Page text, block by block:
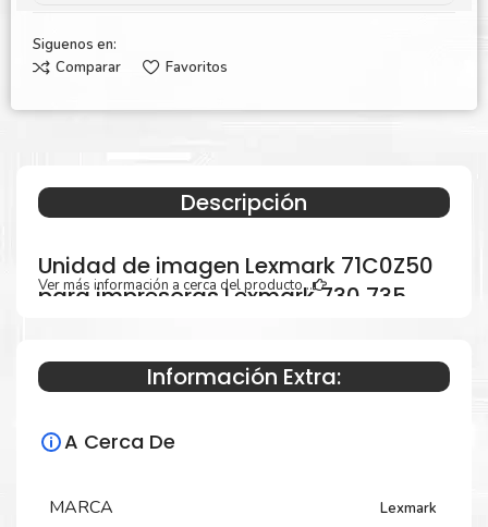
Siguenos en:
Comparar
Favoritos
Descripción
Unidad de imagen Lexmark 71C0Z50
para impresoras Lexmark 730 735
Ver más información a cerca del producto...
Información Extra:
A Cerca De
MARCA Lexmark